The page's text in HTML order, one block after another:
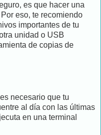
es que hacer una
eso, te recomiendo
importantes de tu
unidad o USB
de copias de
necesario que tu
al día con las últimas
en una terminal